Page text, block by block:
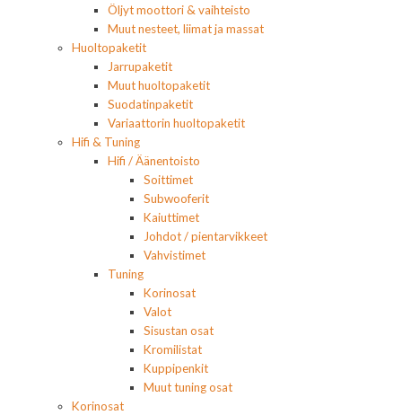
Öljyt moottori & vaihteisto
Muut nesteet, liimat ja massat
Huoltopaketit
Jarrupaketit
Muut huoltopaketit
Suodatinpaketit
Variaattorin huoltopaketit
Hifi & Tuning
Hifi / Äänentoisto
Soittimet
Subwooferit
Kaiuttimet
Johdot / pientarvikkeet
Vahvistimet
Tuning
Korinosat
Valot
Sisustan osat
Kromilistat
Kuppipenkit
Muut tuning osat
Korinosat